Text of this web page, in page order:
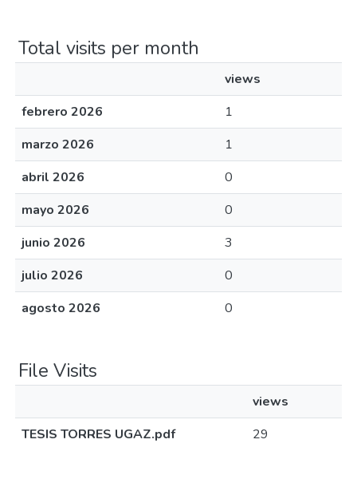
Total visits per month
views
febrero 2026
1
marzo 2026
1
abril 2026
0
mayo 2026
0
junio 2026
3
julio 2026
0
agosto 2026
0
File Visits
views
TESIS TORRES UGAZ.pdf
29